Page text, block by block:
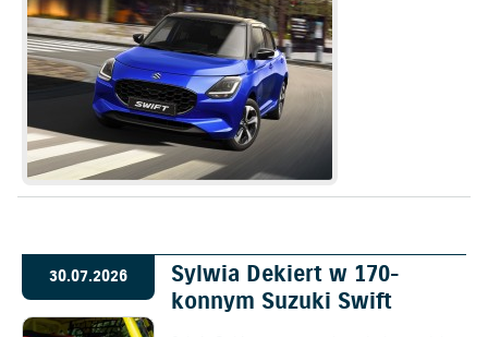
30.07.2026
Sylwia Dekiert w 170-
konnym Suzuki Swift